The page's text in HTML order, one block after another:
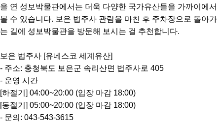
을 연 성보박물관에서는 더욱 다양한 국가유산들을 가까이에서
볼 수 있습니다. 보은 법주사 관람을 마친 후 주차장으로 돌아가
는 길에 성보박물관을 방문해 보시는 걸 추천합니다.
보은 법주사 [유네스코 세계유산]
- 주소: 충청북도 보은군 속리산면 법주사로 405
- 운영 시간
[하절기] 04:00~20:00 (입장 마감 18:00)
[동절기] 05:00~20:00 (입장 마감 18:00)
- 문의: 043-543-3615